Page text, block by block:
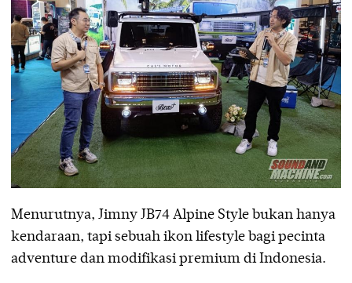
Menurutnya, Jimny JB74 Alpine Style bukan hanya
kendaraan, tapi sebuah ikon lifestyle bagi pecinta
adventure dan modifikasi premium di Indonesia.